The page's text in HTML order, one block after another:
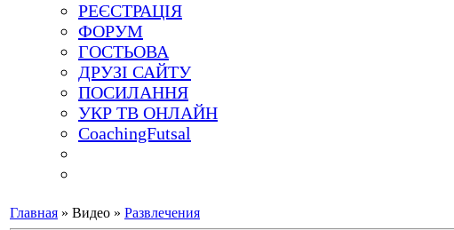
РЕЄСТРАЦІЯ
ФОРУМ
ГОСТЬОВА
ДРУЗІ САЙТУ
ПОСИЛАННЯ
УКР ТВ ОНЛАЙН
CoachingFutsal
Главная » Видео » Развлечения